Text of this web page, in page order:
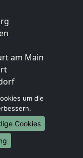
am Main
um die
Cookies